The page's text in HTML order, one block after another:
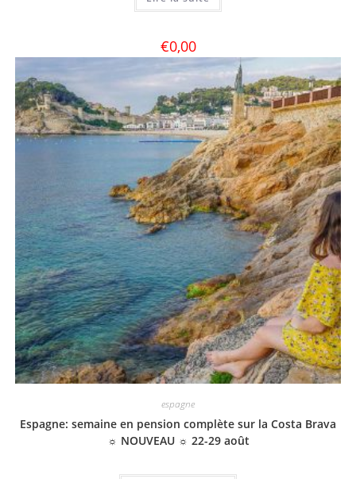
€0,00
espagne
Espagne: semaine en pension complète sur la Costa Brava
☼ NOUVEAU ☼ 22-29 août